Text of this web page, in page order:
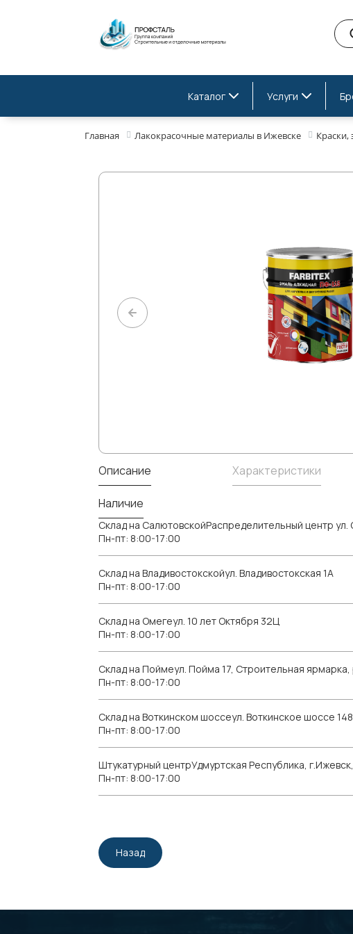
Каталог Услуги
Главная Лакокрасочные материалы в Ижевске Краски,
Описание Характеристики
Наличие
Склад на СалютовскойРаспределительный центр ул.
Пн-пт: 8:00-17:00
Склад на Владивостокскойул. Владивостокская 1А
Пн-пт: 8:00-17:00
Склад на Омегеул. 10 лет Октября 32Ц
Пн-пт: 8:00-17:00
Склад на Поймеул. Пойма 17, Строительная
Пн-пт: 8:00-17:00
Склад на Воткинском шоссеул. Воткинское шоссе 148
Пн-пт: 8:00-17:00
Штукатурный центрУдмуртская Республика,
Пн-пт: 8:00-17:00
Назад